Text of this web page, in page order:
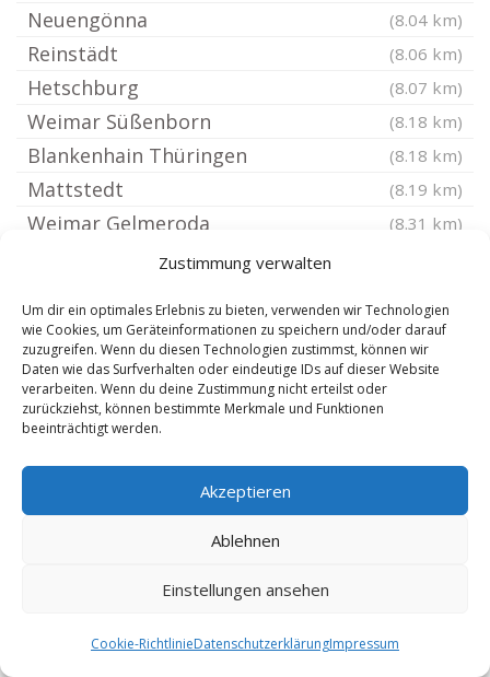
Zustimmung verwalten
Um dir ein optimales Erlebnis zu bieten, verwenden wir Technologien
wie Cookies, um Geräteinformationen zu speichern und/oder darauf
zuzugreifen. Wenn du diesen Technologien zustimmst, können wir
Daten wie das Surfverhalten oder eindeutige IDs auf dieser Website
verarbeiten. Wenn du deine Zustimmung nicht erteilst oder
zurückziehst, können bestimmte Merkmale und Funktionen
beeinträchtigt werden.
Akzeptieren
Ablehnen
Einstellungen ansehen
Cookie-RichtlinieDatenschutzerklärungImpressum
Neuengönna (8.04 km)
Reinstädt (8.06 km)
Hetschburg (8.07 km)
Weimar Süßenborn (8.18 km)
Blankenhain Thüringen (8.18 km)
Mattstedt (8.19 km)
Weimar Gelmeroda (8.31 km)
Wohlsborn (8.57 km)
Schöps bei Jena (8.58 km)
Weimar Ettersbergsiedlung
Weimar Gaberndorf
Zimmern bei Jena (8.71 km)
Weimar Niedergrunstedt